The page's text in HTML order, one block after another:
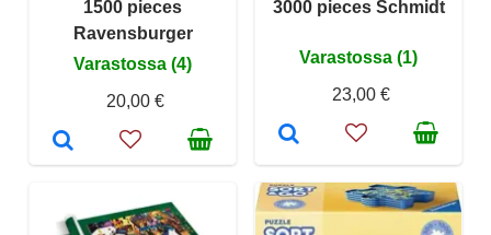
1500 pieces
Ravensburger
Varastossa (4)
20,00 €
3000 pieces Schmidt
Varastossa (1)
23,00 €